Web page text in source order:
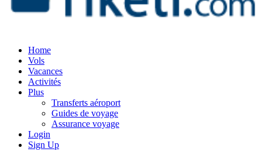
Home
Vols
Vacances
Activités
Plus
Transferts aéroport
Guides de voyage
Assurance voyage
Login
Sign Up